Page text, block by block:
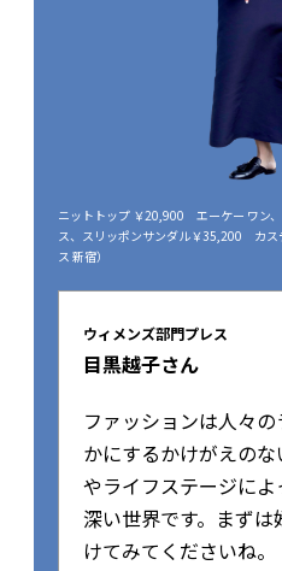
ニットトップ ￥20,900 エーケー ワン
ス、スリッポンサンダル￥35,200 カス
ス 新宿）
ウィメンズ部門プレス
目黒越子さん
ファッションは人々
かにするかけがえの
やライフステージに
深い世界です。まず
けてみてくださいね。